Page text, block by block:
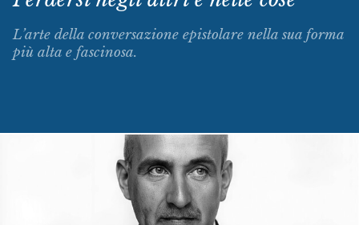
L’arte della conversazione epistolare nella sua forma
più alta e fascinosa.